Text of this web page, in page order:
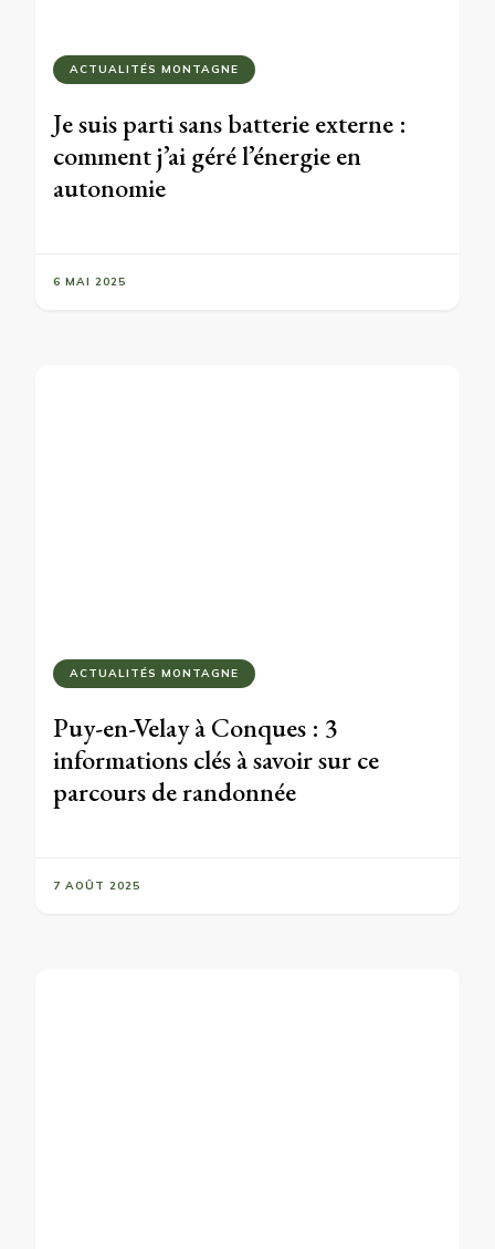
ACTUALITÉS MONTAGNE
Je suis parti sans batterie externe :
comment j’ai géré l’énergie en
autonomie
6 MAI 2025
ACTUALITÉS MONTAGNE
Puy-en-Velay à Conques : 3
informations clés à savoir sur ce
parcours de randonnée
7 AOÛT 2025